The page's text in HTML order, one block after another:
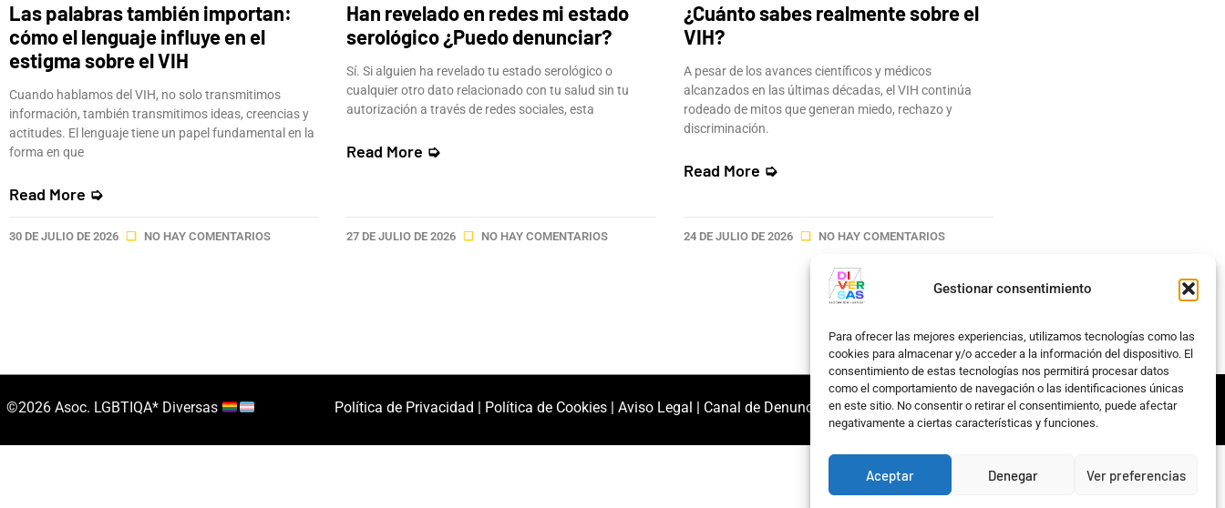
Gestionar consentimiento
Para ofrecer las mejores experiencias, utilizamos tecnologías como las
cookies para almacenar y/o acceder a la información del dispositivo. El
consentimiento de estas tecnologías nos permitirá procesar datos
como el comportamiento de navegación o las identificaciones únicas
en este sitio. No consentir o retirar el consentimiento, puede afectar
negativamente a ciertas características y funciones.
Aceptar Denegar Ver preferencias
Las palabras también importan:
cómo el lenguaje influye en el
estigma sobre el VIH
Cuando hablamos del VIH, no solo transmitimos
información, también transmitimos ideas, creencias y
actitudes. El lenguaje tiene un papel fundamental en la
forma en que
Read More ➭
30 DE JULIO DE 2026 NO HAY COMENTARIOS
Han revelado en redes mi estado
serológico ¿Puedo denunciar?
Sí. Si alguien ha revelado tu estado serológico o
cualquier otro dato relacionado con tu salud sin tu
autorización a través de redes sociales, esta
Read More ➭
27 DE JULIO DE 2026 NO HAY COMENTARIOS
¿Cuánto sabes realmente sobre el
VIH?
A pesar de los avances científicos y médicos
alcanzados en las últimas décadas, el VIH continúa
rodeado de mitos que generan miedo, rechazo y
discriminación.
Read More ➭
24 DE JULIO DE 2026 NO HAY COMENTARIOS
©2026 Asoc. LGBTIQA* Diversas Política de Privacidad Política de Cookies |Aviso Legal Canal de Denuncias|Accesibilidad